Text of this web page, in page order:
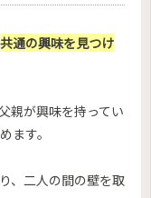
共通の興味を見つけ
親が興味を持ってい
ます。
、二人の間の壁を取